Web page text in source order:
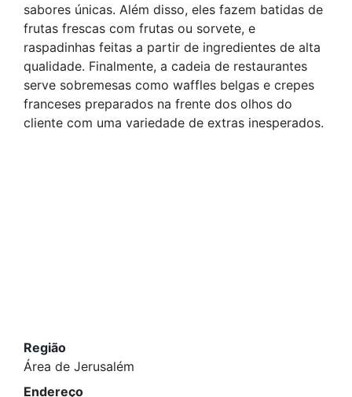
sabores únicas. Além disso, eles fazem batidas de
frutas frescas com frutas ou sorvete, e
raspadinhas feitas a partir de ingredientes de alta
qualidade. Finalmente, a cadeia de restaurantes
serve sobremesas como waffles belgas e crepes
franceses preparados na frente dos olhos do
cliente com uma variedade de extras inesperados.
Região
Área de Jerusalém
Endereço